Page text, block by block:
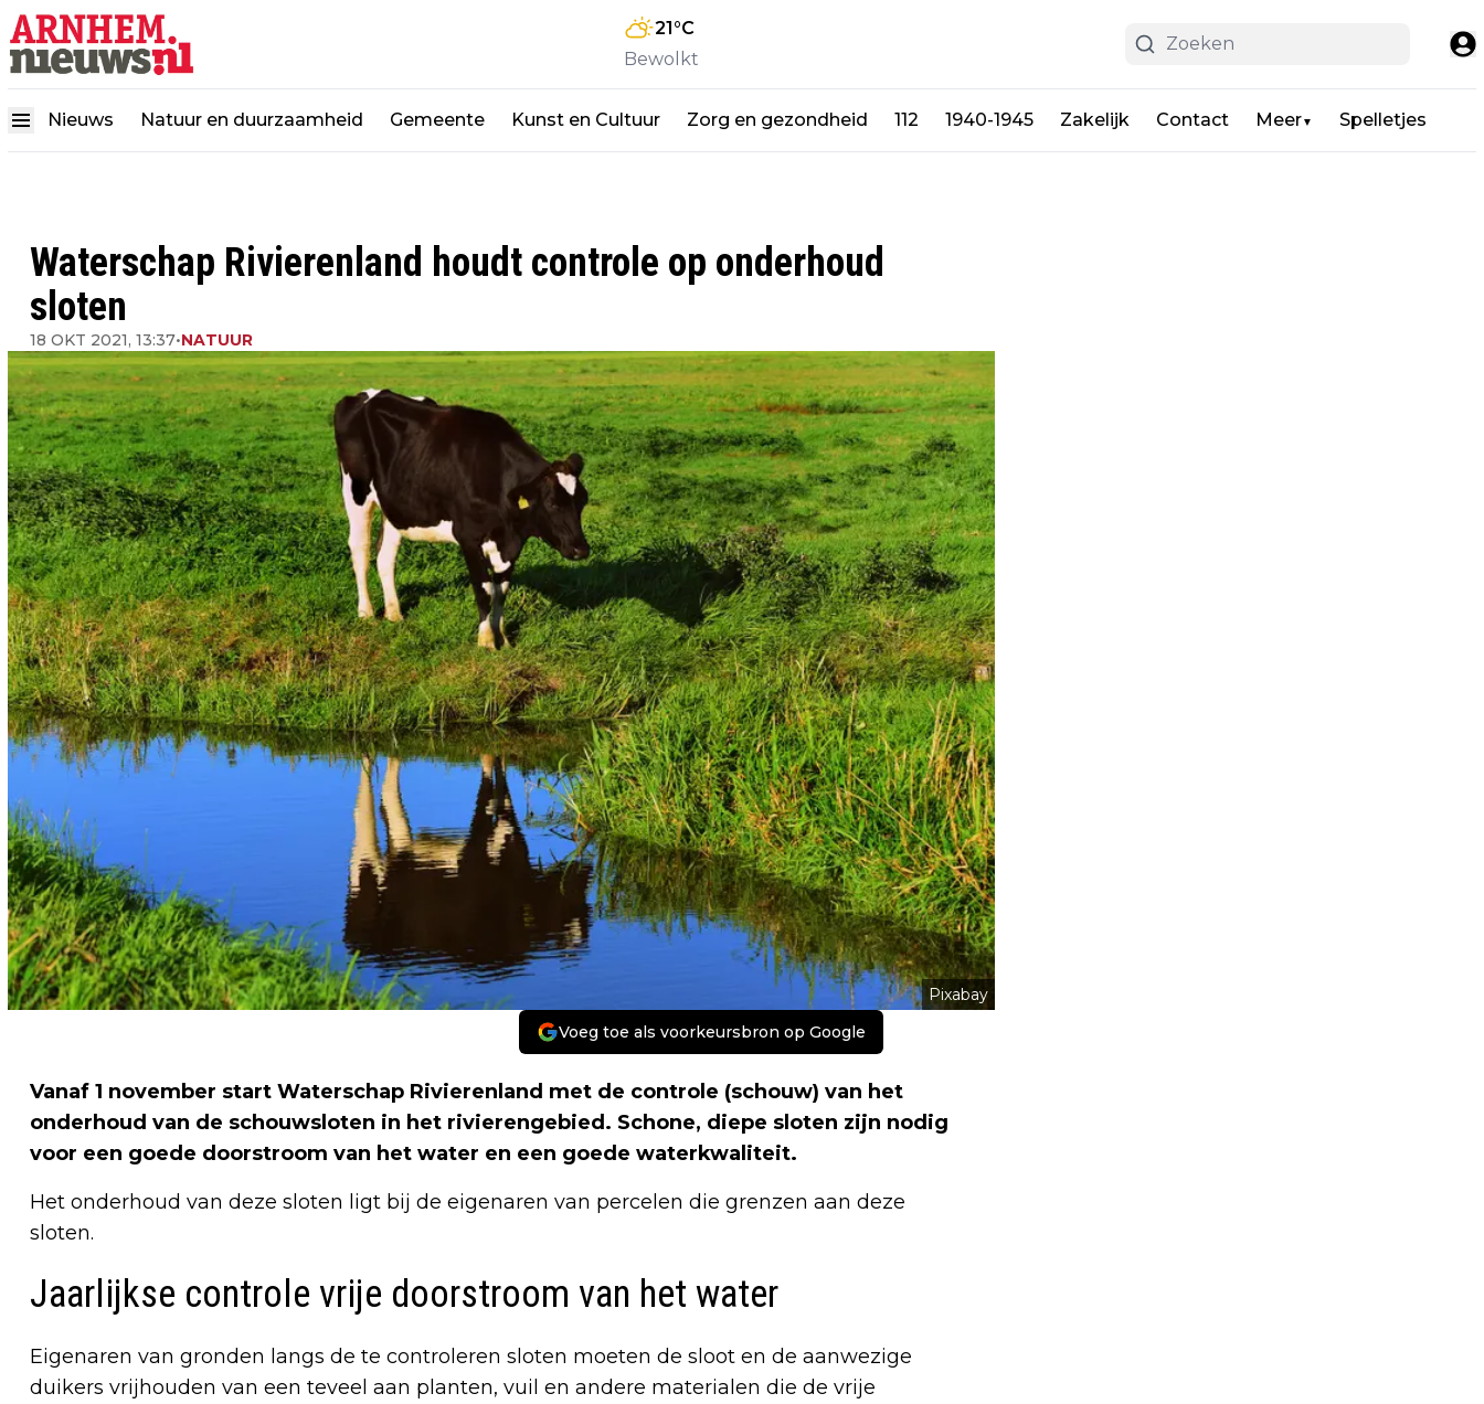
21°C
Bewolkt
Nieuws Natuur en duurzaamheid Gemeente Kunst en Cultuur Zorg en gezondheid 112 1940-1945 Zakelijk Contact Meer▼ Spelletjes
Waterschap Rivierenland houdt controle op onderhoud
sloten
18 OKT 2021, 13:37•NATUUR
Pixabay
Voeg toe als voorkeursbron op Google
Vanaf 1 november start Waterschap Rivierenland met de controle (schouw) van het
onderhoud van de schouwsloten in het rivierengebied. Schone, diepe sloten zijn nodig
voor een goede doorstroom van het water en een goede waterkwaliteit.
Het onderhoud van deze sloten ligt bij de eigenaren van percelen die grenzen aan deze
sloten.
Jaarlijkse controle vrije doorstroom van het water
Eigenaren van gronden langs de te controleren sloten moeten de sloot en de aanwezige
duikers vrijhouden van een teveel aan planten, vuil en andere materialen die de vrije